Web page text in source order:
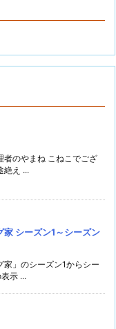
者のやまね こねこでござ
絶え ...
シーズン1～シーズン
家」のシーズン1からシー
示 ...